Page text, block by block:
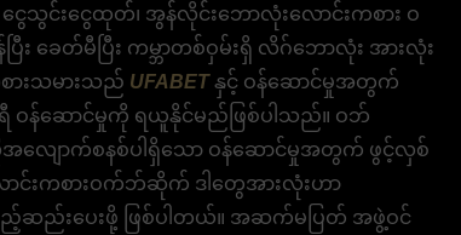
ငွေသွင်းငွေထုတ်၊ အွန်လိုင်းဘောလုံးလောင်းကစား ဝ
ေတ်မီပြီး ကမ္ဘာတစ်ဝှမ်းရှိ လိဂ်ဘောလုံး အားလုံး
စားသမားသည် UFABETနှင့် ဝန်ဆောင်မှုအတွက်
ရီ ဝန်ဆောင်မှုကို ရယူနိုင်မည်ဖြစ်ပါသည်။ ဝဘ်
လျောက်စနစ်ပါရှိသော ဝန်ဆောင်မှုအတွက် ဖွင့်လှစ်
ောင်းကစားဝက်ဘ်ဆိုက် ဒါတွေအားလုံးဟာ
ဆည်းပေးဖို့ ဖြစ်ပါတယ်။ အဆက်မပြတ် အဖွဲ့ဝင်